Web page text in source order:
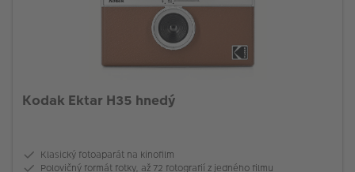
Kodak Ektar H35 hnedý
Klasický fotoaparát na kinofilm
Polovičný formát fotky, až 72 fotografií z jedného filmu